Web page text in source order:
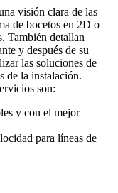
visión clara de las
de bocetos en 2D o
También detallan
y después de su
las soluciones de
de la instalación.
son:
y con el mejor
para líneas de